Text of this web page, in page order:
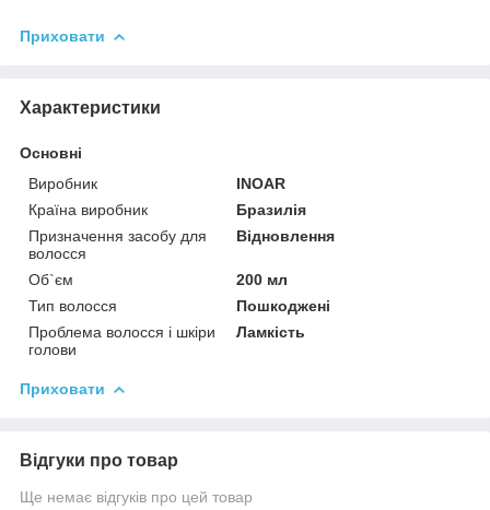
Приховати
Характеристики
Основні
Виробник
INOAR
Країна виробник
Бразилія
Призначення засобу для
волосся
Відновлення
Об`єм
200 мл
Тип волосся
Пошкоджені
Проблема волосся і шкіри
голови
Ламкість
Приховати
Відгуки про товар
Ще немає відгуків про цей товар